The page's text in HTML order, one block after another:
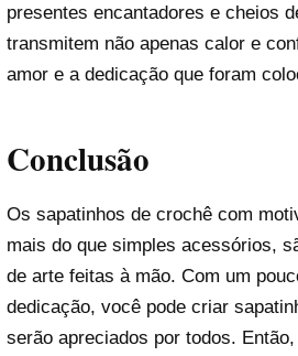
presentes encantadores e cheios
transmitem não apenas calor e
amor e a dedicação que foram
Conclusão
Os sapatinhos de crochê com
mais do que simples acessórios,
de arte feitas à mão. Com um
dedicação, você pode criar
serão apreciados por todos.